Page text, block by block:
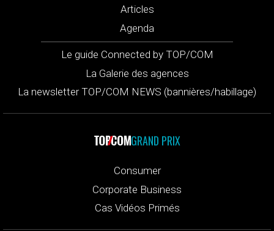
Articles
Agenda
Le guide Connected by TOP/COM
La Galerie des agences
La newsletter TOP/COM NEWS (bannières/habillage)
GRAND PRIX
Consumer
Corporate Business
Cas Vidéos Primés